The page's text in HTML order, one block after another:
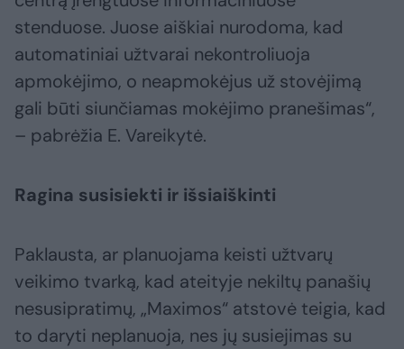
stenduose. Juose aiškiai nurodoma, kad
automatiniai užtvarai nekontroliuoja
apmokėjimo, o neapmokėjus už stovėjimą
gali būti siunčiamas mokėjimo pranešimas“,
– pabrėžia E. Vareikytė.
Ragina susisiekti ir išsiaiškinti
Paklausta, ar planuojama keisti užtvarų
veikimo tvarką, kad ateityje nekiltų panašių
nesusipratimų, „Maximos“ atstovė teigia, kad
to daryti neplanuoja, nes jų susiejimas su